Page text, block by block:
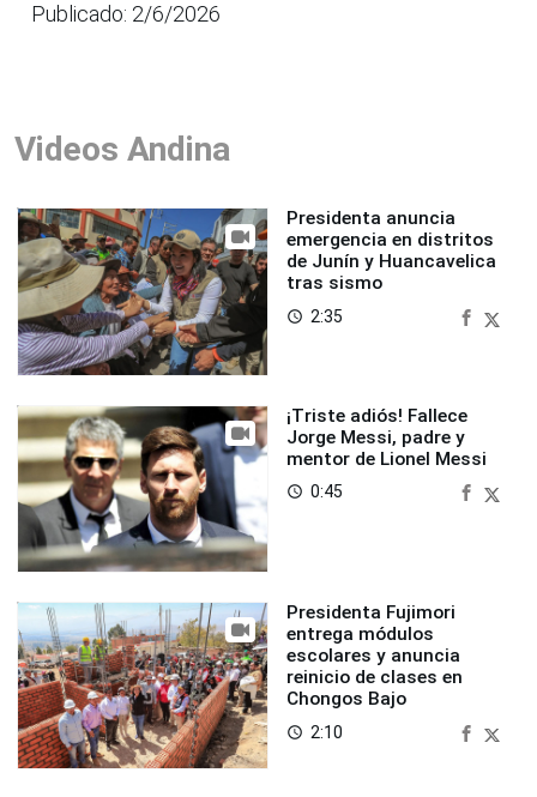
Publicado: 2/6/2026
Videos Andina
Presidenta anuncia
emergencia en distritos
de Junín y Huancavelica
tras sismo
access_time 2:35
¡Triste adiós! Fallece
Jorge Messi, padre y
mentor de Lionel Messi
access_time 0:45
Presidenta Fujimori
entrega módulos
escolares y anuncia
reinicio de clases en
Chongos Bajo
access_time 2:10